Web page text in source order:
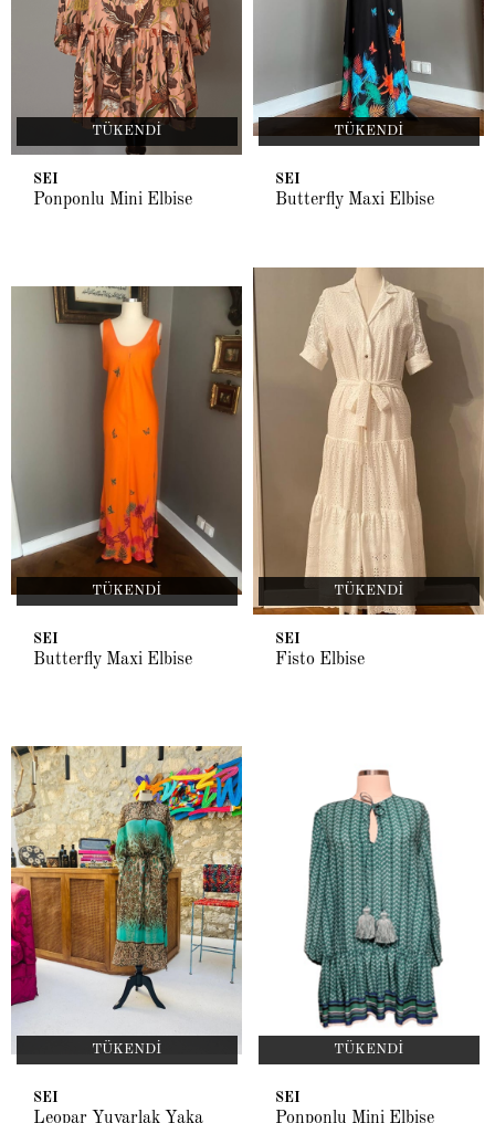
TÜKENDI
SEI
Ponponlu Mini Elbise
TÜKENDI
SEI
Butterfly Maxi Elbise
TÜKENDI
SEI
Butterfly Maxi Elbise
TÜKENDI
SEI
Fisto Elbise
TÜKENDI
SEI
Leopar Yuvarlak Yaka
TÜKENDI
SEI
Ponponlu Mini Elbise